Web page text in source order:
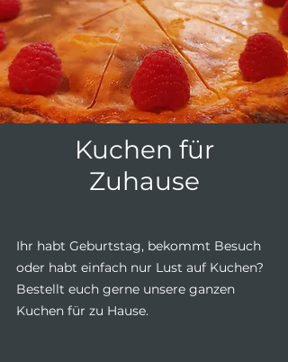
Kuchen für
Zuhause
Ihr habt Geburtstag, bekommt Besuch
oder habt einfach nur Lust auf Kuchen?
Bestellt euch gerne unsere ganzen
Kuchen für zu Hause.